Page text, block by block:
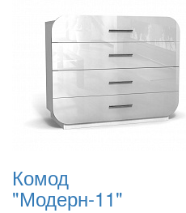
Комод
"Модерн-11"